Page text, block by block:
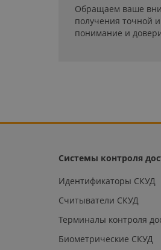
Обращаем ваше
получения точной
понимание и
Системы контроля
Идентификаторы СКУД
Считыватели СКУД
Терминалы контроля
Биометрические СКУД